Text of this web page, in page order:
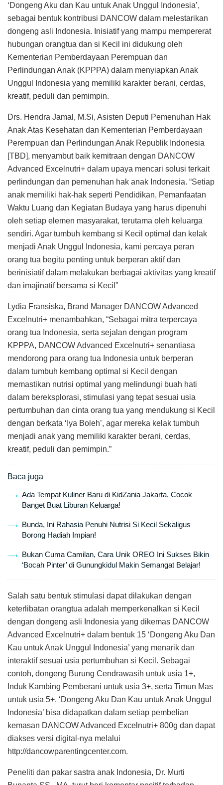
‘Dongeng Aku dan Kau untuk Anak Unggul Indonesia’,
sebagai bentuk kontribusi DANCOW dalam melestarikan
dongeng asli Indonesia. Inisiatif yang mampu mempererat
hubungan orangtua dan si Kecil ini didukung oleh
Kementerian Pemberdayaan Perempuan dan
Perlindungan Anak (KPPPA) dalam menyiapkan Anak
Unggul Indonesia yang memiliki karakter berani, cerdas,
kreatif, peduli dan pemimpin.
Drs. Hendra Jamal, M.Si, Asisten Deputi Pemenuhan Hak
Anak Atas Kesehatan dan Kementerian Pemberdayaan
Perempuan dan Perlindungan Anak Republik Indonesia
[TBD], menyambut baik kemitraan dengan DANCOW
Advanced Excelnutri+ dalam upaya mencari solusi terkait
perlindungan dan pemenuhan hak anak Indonesia. “Setiap
anak memiliki hak-hak seperti Pendidikan, Pemanfaatan
Waktu Luang dan Kegiatan Budaya yang harus dipenuhi
oleh setiap elemen masyarakat, terutama oleh keluarga
sendiri. Agar tumbuh kembang si Kecil optimal dan kelak
menjadi Anak Unggul Indonesia, kami percaya peran
orang tua begitu penting untuk berperan aktif dan
berinisiatif dalam melakukan berbagai aktivitas yang kreatif
dan imajinatif bersama si Kecil”
Lydia Fransiska, Brand Manager DANCOW Advanced
Excelnutri+ menambahkan, “Sebagai mitra terpercaya
orang tua Indonesia, serta sejalan dengan program
KPPPA, DANCOW Advanced Excelnutri+ senantiasa
mendorong para orang tua Indonesia untuk berperan
dalam tumbuh kembang optimal si Kecil dengan
memastikan nutrisi optimal yang melindungi buah hati
dalam bereksplorasi, stimulasi yang tepat sesuai usia
pertumbuhan dan cinta orang tua yang mendukung si Kecil
dengan berkata ‘Iya Boleh’, agar mereka kelak tumbuh
menjadi anak yang memiliki karakter berani, cerdas,
kreatif, peduli dan pemimpin.”
Baca juga
Ada Tempat Kuliner Baru di KidZania Jakarta, Cocok
Banget Buat Liburan Keluarga!
Bunda, Ini Rahasia Penuhi Nutrisi Si Kecil Sekaligus
Borong Hadiah Impian!
Bukan Cuma Camilan, Cara Unik OREO Ini Sukses Bikin
‘Bocah Pinter’ di Gunungkidul Makin Semangat Belajar!
Salah satu bentuk stimulasi dapat dilakukan dengan
keterlibatan orangtua adalah memperkenalkan si Kecil
dengan dongeng asli Indonesia yang dikemas DANCOW
Advanced Excelnutri+ dalam bentuk 15 ‘Dongeng Aku Dan
Kau untuk Anak Unggul Indonesia’ yang menarik dan
interaktif sesuai usia pertumbuhan si Kecil. Sebagai
contoh, dongeng Burung Cendrawasih untuk usia 1+,
Induk Kambing Pemberani untuk usia 3+, serta Timun Mas
untuk usia 5+. ‘Dongeng Aku Dan Kau untuk Anak Unggul
Indonesia’ bisa didapatkan dalam setiap pembelian
kemasan DANCOW Advanced Excelnutri+ 800g dan dapat
diakses versi digital-nya melalui
http://dancowparentingcenter.com.
Peneliti dan pakar sastra anak Indonesia, Dr. Murti